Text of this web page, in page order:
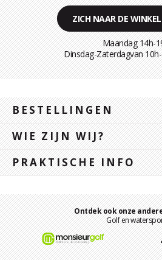
ZICH NAAR DE
Maandag 14h-
Dinsdag-Zaterdagvan
BESTELLINGEN
WIE ZIJN WIJ?
PRAKTISCHE INFO
Ontdek ook onze
Golf en